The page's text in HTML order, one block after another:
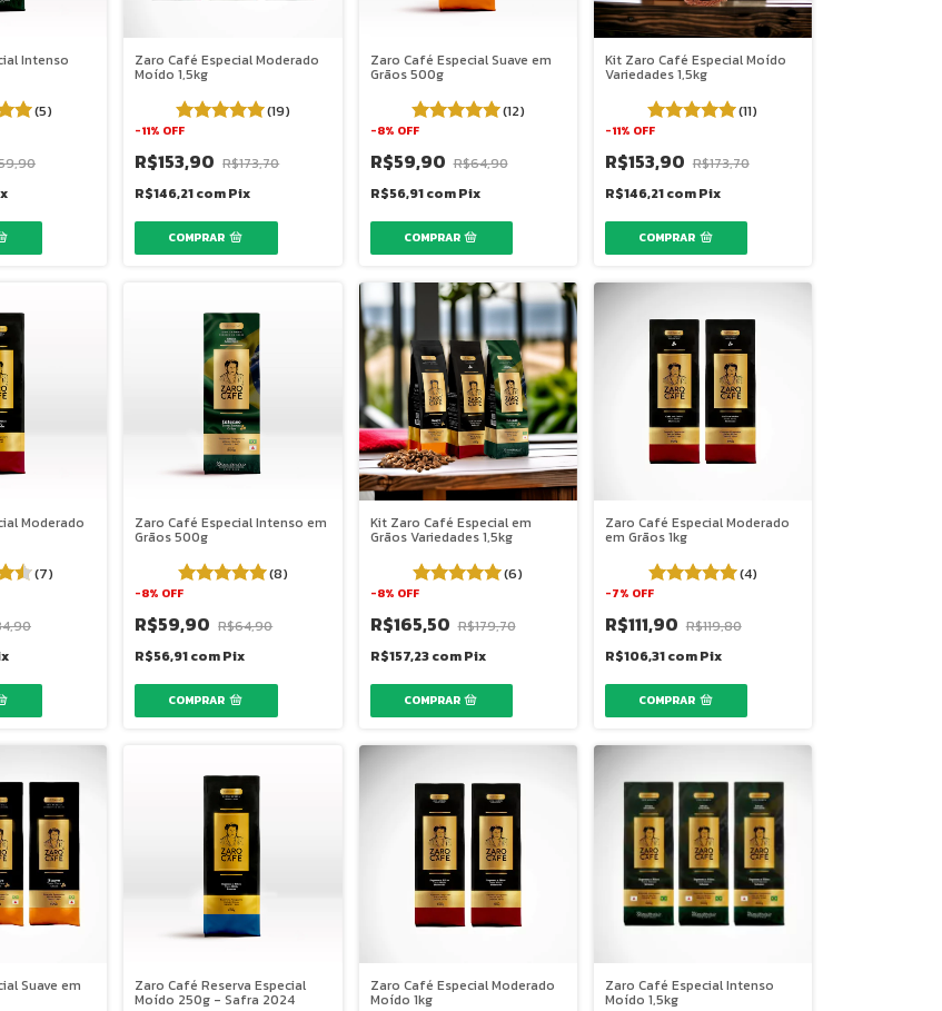
Intenso
(5)
Zaro Café Especial Moderado
Moído 1,5kg
(19)
-11% OFF
R$153,90 R$173,70
R$146,21comPix
Zaro Café Especial Suave em
Grãos 500g
(12)
-8% OFF
R$59,90 R$64,90
R$56,91comPix
Kit Zaro Café Especial Moído
Variedades 1,5kg
(11)
-11% OFF
R$153,90 R$173,70
R$146,21comPix
Moderado
(7)
Zaro Café Especial Intenso em
Grãos 500g
(8)
-8% OFF
R$59,90 R$64,90
R$56,91comPix
Kit Zaro Café Especial em
Grãos Variedades 1,5kg
(6)
-8% OFF
R$165,50 R$179,70
R$157,23comPix
Zaro Café Especial Moderado
em Grãos 1kg
(4)
-7% OFF
R$111,90 R$119,80
R$106,31comPix
Suave em Zaro Café Reserva Especial
Moído 250g - Safra 2024
Zaro Café Especial Moderado
Moído 1kg
Zaro Café Especial Intenso
Moído 1,5kg